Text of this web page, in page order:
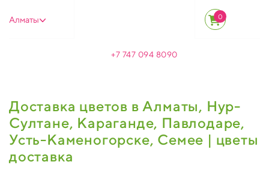
Алматы 0
+7 747 094 8090
Доставка цветов в Алматы, Нур-
Султане, Караганде, Павлодаре,
Усть-Каменогорске, Семее | цветы
доставка